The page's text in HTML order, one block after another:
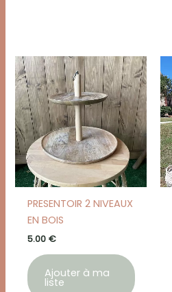
PRESENTOIR 2 NIVEAUX
EN BOIS
5.00 €
Ajouter à ma
liste